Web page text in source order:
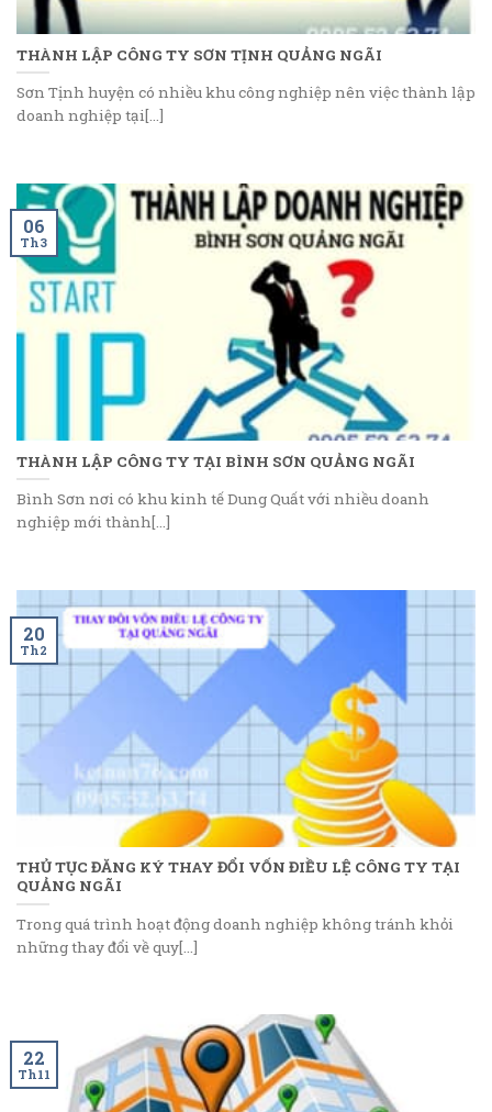
THÀNH LẬP CÔNG TY SƠN TỊNH QUẢNG NGÃI
Sơn Tịnh huyện có nhiều khu công nghiệp nên việc thành lập
doanh nghiệp tại[...]
THÀNH LẬP CÔNG TY TẠI BÌNH SƠN QUẢNG NGÃI
Bình Sơn nơi có khu kinh tế Dung Quất với nhiều doanh
nghiệp mới thành[...]
06
Th3
THỦ TỤC ĐĂNG KÝ THAY ĐỔI VỐN ĐIỀU LỆ CÔNG TY TẠI
QUẢNG NGÃI
Trong quá trình hoạt động doanh nghiệp không tránh khỏi
những thay đổi về quy[...]
20
Th2
22
Th11